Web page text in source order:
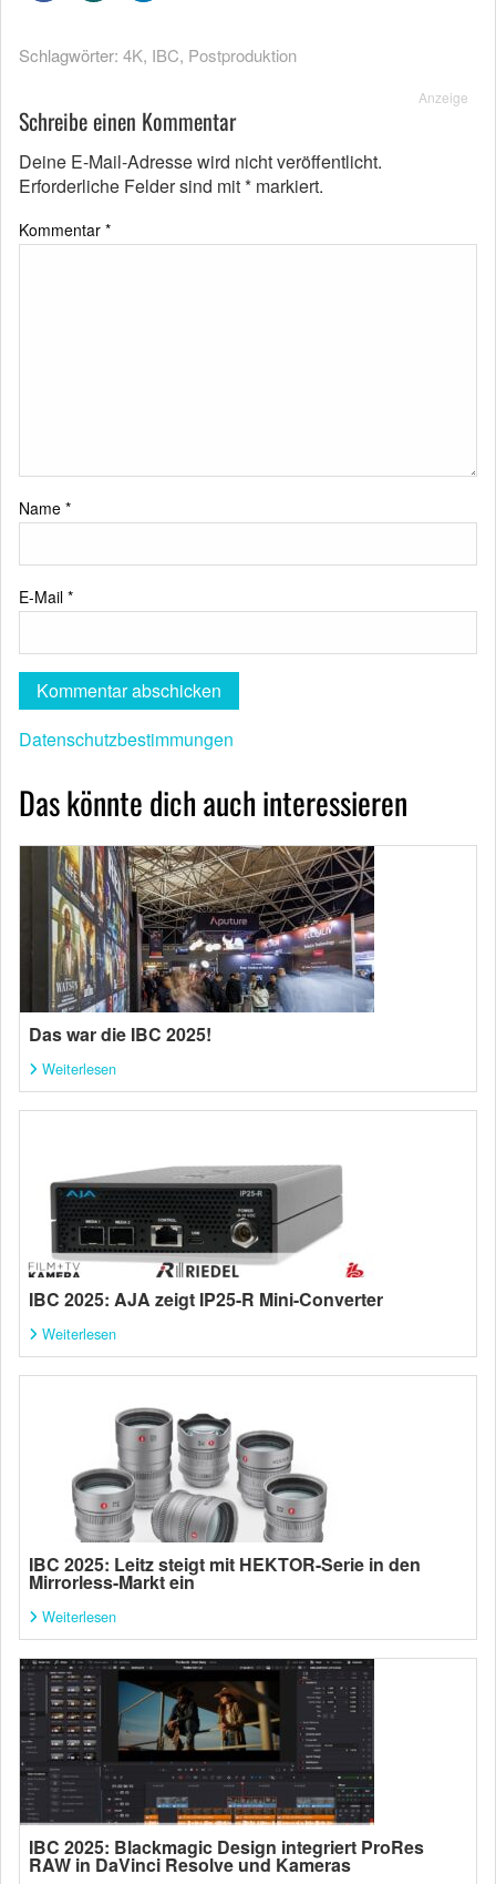
Schlagwörter: 4K, IBC, Postproduktion
Anzeige
Schreibe einen Kommentar
Deine E-Mail-Adresse wird nicht veröffentlicht.
Erforderliche Felder sind mit* markiert.
Kommentar *
Name *
E-Mail *
Datenschutzbestimmungen
Das könnte dich auch interessieren
Das war die IBC 2025!
Weiterlesen
IBC 2025: AJA zeigt IP25-R Mini-Converter
Weiterlesen
IBC 2025: Leitz steigt mit HEKTOR-Serie in den
Mirrorless-Markt ein
Weiterlesen
IBC 2025: Blackmagic Design integriert ProRes
RAW in DaVinci Resolve und Kameras